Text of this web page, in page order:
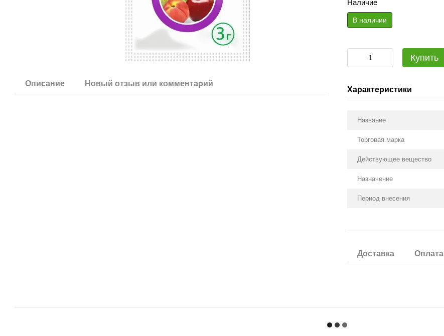
Описание Новый отзыв или комментарий
Наличие
В наличии
Купить
Характеристики
Название
Торговая марка
Действующее вещество
Назначение
Период внесения
Доставка Оплата